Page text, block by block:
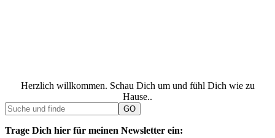
Herzlich willkommen. Schau Dich um und fühl Dich wie zu
Hause..
Trage Dich hier für meinen Newsletter ein: